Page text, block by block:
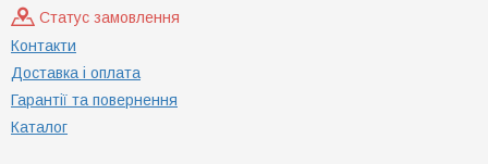
Статус замовлення
Контакти
Доставка і оплата
Гарантії та повернення
Каталог